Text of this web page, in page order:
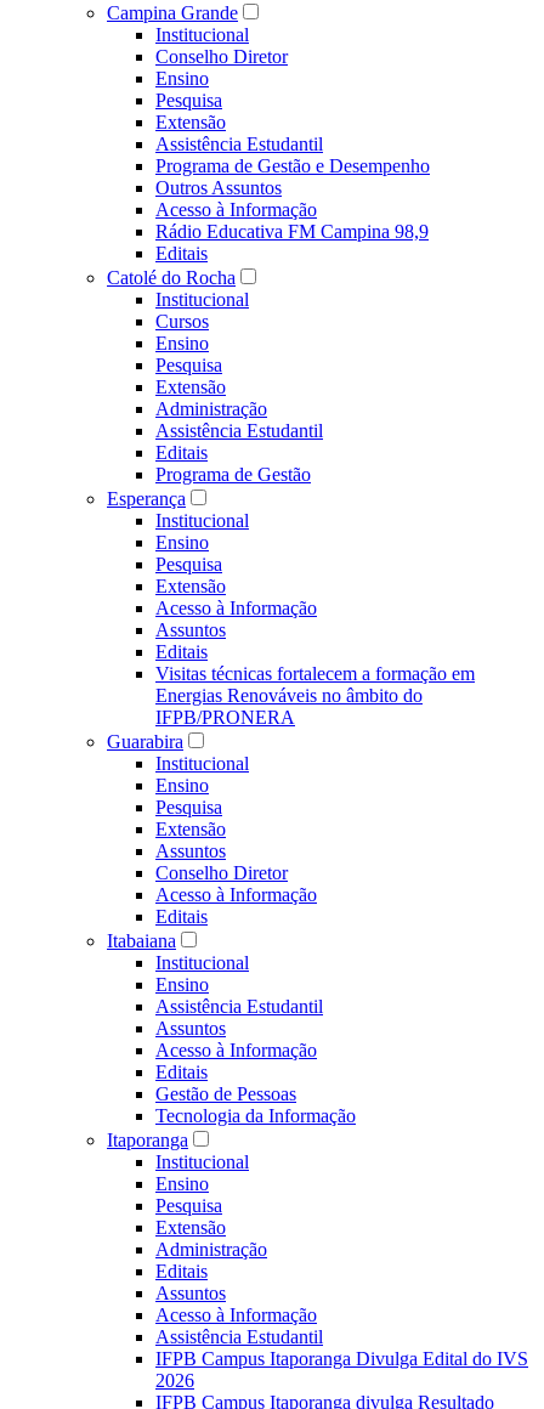
Campina Grande
Institucional
Conselho Diretor
Ensino
Pesquisa
Extensão
Assistência Estudantil
Programa de Gestão e Desempenho
Outros Assuntos
Acesso à Informação
Rádio Educativa FM Campina 98,9
Editais
Catolé do Rocha
Institucional
Cursos
Ensino
Pesquisa
Extensão
Administração
Assistência Estudantil
Editais
Programa de Gestão
Esperança
Institucional
Ensino
Pesquisa
Extensão
Acesso à Informação
Assuntos
Editais
Visitas técnicas fortalecem a formação em
Energias Renováveis no âmbito do
IFPB/PRONERA
Guarabira
Institucional
Ensino
Pesquisa
Extensão
Assuntos
Conselho Diretor
Acesso à Informação
Editais
Itabaiana
Institucional
Ensino
Assistência Estudantil
Assuntos
Acesso à Informação
Editais
Gestão de Pessoas
Tecnologia da Informação
Itaporanga
Institucional
Ensino
Pesquisa
Extensão
Administração
Editais
Assuntos
Acesso à Informação
Assistência Estudantil
IFPB Campus Itaporanga Divulga Edital do IVS
2026
IFPB Campus Itaporanga divulga Resultado